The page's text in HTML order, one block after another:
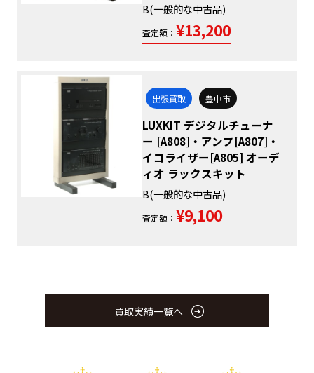
B(一般的な中古品)
査定額： ¥13,200
出張買取 豊中市
LUXKIT デジタルチューナ
ー [A808]・アンプ[A807]・
イコライザー[A805] オーデ
ィオ ラックスキット
B(一般的な中古品)
査定額： ¥9,100
買取実績一覧へ